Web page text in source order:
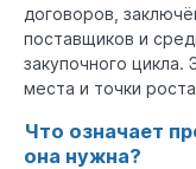
договоров,
поставщиков и
закупочного цикла.
места и точки
Что означает
она нужна?